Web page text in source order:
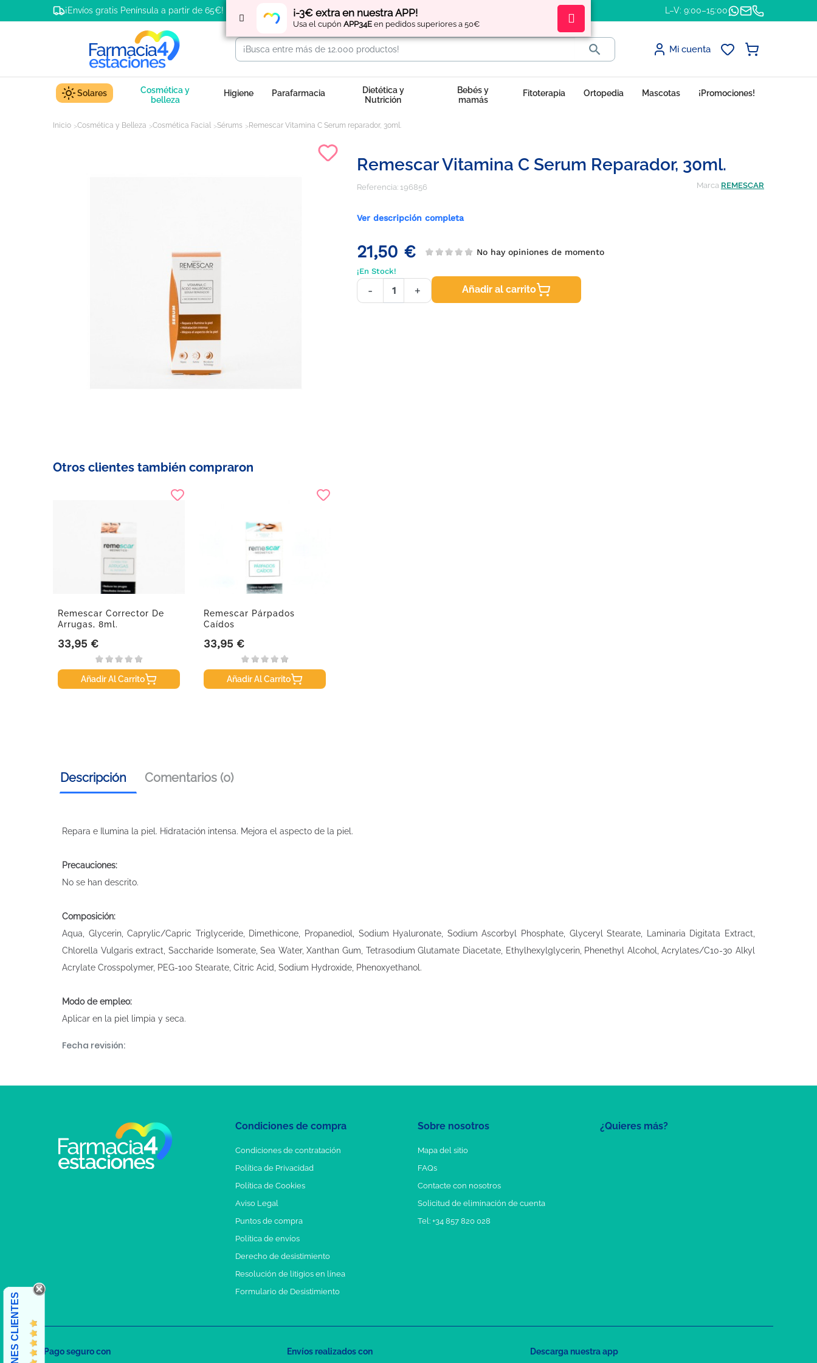
¡-3€ extra en nuestra APP!
Usa el cupón APP34E en pedidos superiores a 50€
¡Envíos gratis Península a partir de 65€! Regístratey obtén L–V: 9:00–15:00
 Mi cuenta
Solares
Cosmética y
belleza
Higiene Parafarmacia
Dietética y
Nutrición
Bebés y
mamás
Fitoterapia Ortopedia Mascotas ¡Promociones!
Inicio Cosmética y Belleza Cosmética Facial Sérums Remescar Vitamina C Serum reparador, 30ml.
Remescar Vitamina C Serum Reparador, 30ml.
Referencia: 196856 Marca REMESCAR
Ver descripción completa
21,50 € No hay opiniones de momento
¡En Stock!
- + Añadir al carrito
Otros clientes también compraron
Remescar Corrector De
Arrugas, 8ml.
Precio
33,95 €
Añadir Al Carrito
Remescar Párpados
Caídos
Precio
33,95 €
Añadir Al Carrito
Descripción Comentarios (0)
Repara e Ilumina la piel. Hidratación intensa. Mejora el aspecto de la piel.
Precauciones:
No se han descrito.
Composición:
Aqua, Glycerin, Caprylic/Capric Triglyceride, Dimethicone, Propanediol, Sodium Hyaluronate, Sodium Ascorbyl Phosphate, Glyceryl Stearate, Laminaria Digitata Extract,
Chlorella Vulgaris extract, Saccharide Isomerate, Sea Water, Xanthan Gum, Tetrasodium Glutamate Diacetate, Ethylhexylglycerin, Phenethyl Alcohol, Acrylates/C10-30 Alkyl
Acrylate Crosspolymer, PEG-100 Stearate, Citric Acid, Sodium Hydroxide, Phenoxyethanol.
Modo de empleo:
Aplicar en la piel limpia y seca.
Fecha revisión:
¿Quieres más?
Condiciones de compra
Condiciones de contratación
Política de Privacidad
Política de Cookies
Aviso Legal
Puntos de compra
Política de envíos
Derecho de desistimiento
Resolución de litigios en línea
Formulario de Desistimiento
Sobre nosotros
Mapa del sitio
FAQs
Contacte con nosotros
Solicitud de eliminación de cuenta
Tel: +34 857 820 028
Pago seguro con Envíos realizados con Descarga nuestra app